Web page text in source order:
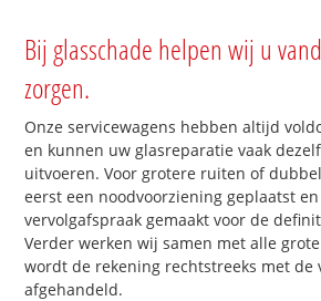
Bij glasschade helpen wij u
zorgen.
Onze servicewagens hebben altijd
en kunnen uw glasreparatie vaak
uitvoeren. Voor grotere ruiten of
eerst een noodvoorziening geplaatst
vervolgafspraak gemaakt voor de
Verder werken wij samen met alle
wordt de rekening rechtstreeks met de
afgehandeld.